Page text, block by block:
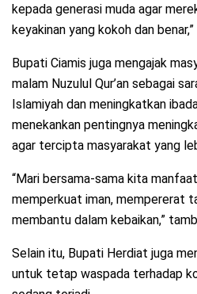
kepada generasi muda agar
keyakinan yang kokoh dan
Bupati Ciamis juga mengajak
malam Nuzulul Qur’an sebagai
Islamiyah dan meningkatkan
menekankan pentingnya
agar tercipta masyarakat yang
“Mari bersama-sama kita
memperkuat iman, mempererat
membantu dalam kebaikan,”
Selain itu, Bupati Herdiat juga
untuk tetap waspada terhadap